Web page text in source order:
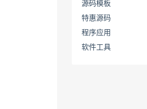
源码模板
特惠源码
程序应用
软件工具